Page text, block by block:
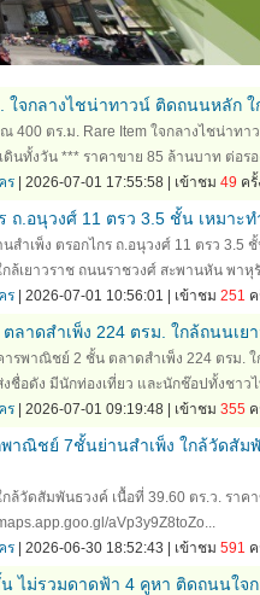
ใจกลางไชน่าทาวน์ ติดถนนหลัก ใ
400 ตร.ม. Rare Item ใจกลางไชน่าท
นทั้งวัน *** ราคาขาย 85 ล้านบาท ต่อรอ
ร| 2026-07-01 17:55:58 | เข้าชม 49 ครั้
ถ.อนุวงศ์ 11 ตรว 3.5 ชั้น เหมาะ
สำเพ็ง ตรอกไกร ถ.อนุวงศ์ 11 ตรว 3.5
ล้เยาวราช ถนนราชวงศ์ สะพานหัน พาหุรั
ร| 2026-07-01 10:56:01 | เข้าชม 251 ค
าดสำเพ็ง 224 ตรม. ใกล้ถนนเย
รพาณิชย์ 2 ชั้น ตลาดสำเพ็ง 224 ตรม. ใ
ชื่อดัง มีนักท่องเที่ยว และนักช๊อปทั้งชาวไ
ร| 2026-07-01 09:19:48 | เข้าชม 355ค
ณิชย์ 7ชั้นย่านสำเพ็ง ใกล้วัดสัมพั
วัดสัมพันธวงค์ เนื้อที่ 39.60 ตร.ว. ราค
aVp3y9Z8toZo...
ร| 2026-06-30 18:52:43 | เข้าชม 591 ค
ไม่รวมดาดฟ้า 4 คูหา ติดถนนใจก